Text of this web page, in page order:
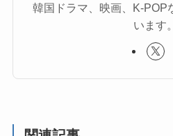
韓国ドラマ、映画、K-POP
います。